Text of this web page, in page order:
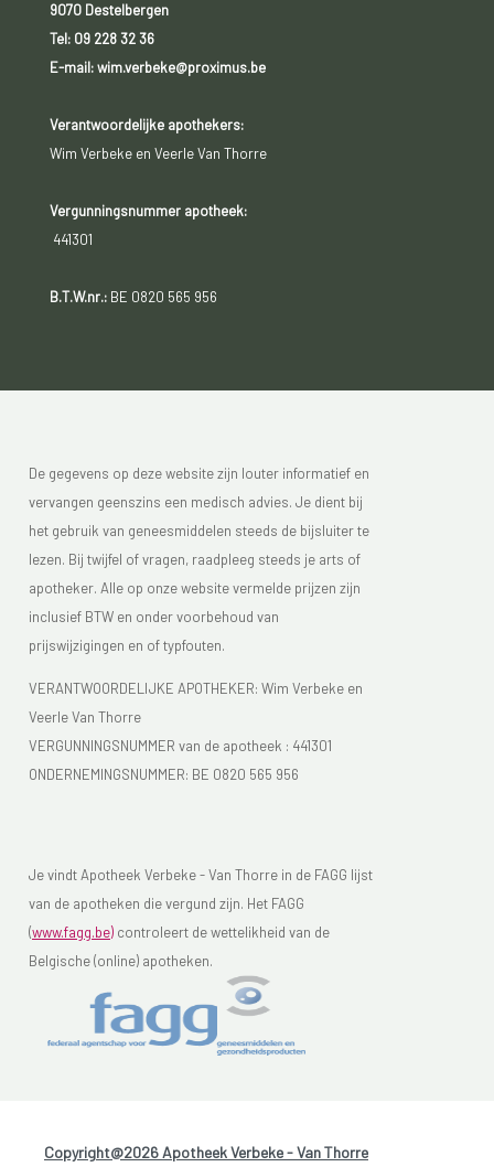
9070 Destelbergen
Tel: 09 228 32 36
E-mail: wim.verbeke@proximus.be
Verantwoordelijke apothekers:
Wim Verbeke en Veerle Van Thorre
Vergunningsnummer apotheek:
441301
B.T.W.nr.:BE 0820 565 956
De gegevens op deze website zijn louter informatief en
vervangen geenszins een medisch advies. Je dient bij
het gebruik van geneesmiddelen steeds de bijsluiter te
lezen. Bij twijfel of vragen, raadpleeg steeds je arts of
apotheker. Alle op onze website vermelde prijzen zijn
inclusief BTW en onder voorbehoud van
prijswijzigingen en of typfouten.
VERANTWOORDELIJKE APOTHEKER: Wim Verbeke en
Veerle Van Thorre
VERGUNNINGSNUMMER van de apotheek : 441301
ONDERNEMINGSNUMMER: BE 0820 565 956
Je vindt Apotheek Verbeke - Van Thorre in de FAGG lijst
van de apotheken die vergund zijn. Het FAGG
(www.fagg.be) controleert de wettelikheid van de
Belgische (online) apotheken.
Copyright@2026 Apotheek Verbeke - Van Thorre